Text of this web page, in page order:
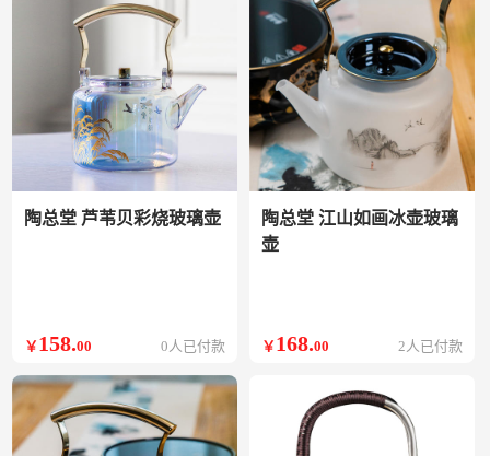
陶总堂 芦苇贝彩烧玻璃壶
￥ 158.00 0人已付款
陶总堂 江山如画冰壶玻璃
壶
￥ 168.00 2人已付款